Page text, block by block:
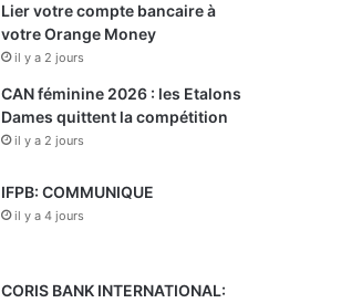
Lier votre compte bancaire à
votre Orange Money
il y a 2 jours
CAN féminine 2026 : les Etalons
Dames quittent la compétition
il y a 2 jours
IFPB: COMMUNIQUE
il y a 4 jours
CORIS BANK INTERNATIONAL: